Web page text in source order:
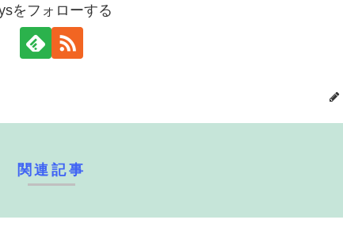
をフォローする
関連記事